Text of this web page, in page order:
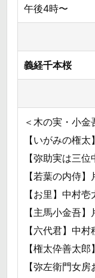
午後4時〜
義経千本桜
＜木の実・小金
【いがみの権
【弥助実は三
【若葉の内侍
【お里】中村壱
【主馬小金吾
【六代君】中村
【権太伜善太
【弥左衛門女